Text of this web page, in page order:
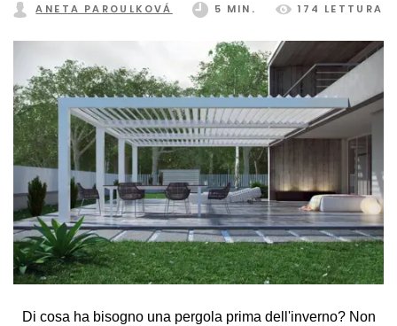
ANETA PAROULKOVÁ 5 MIN. 174 LETTURA
Di cosa ha bisogno una pergola prima dell'inverno? Non